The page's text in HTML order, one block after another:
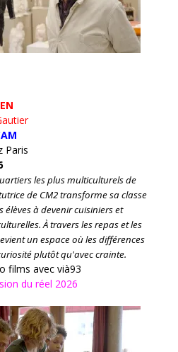
Paris
les plus multiculturels de
de CM2 transforme sa classe
élèves à devenir cuisiniers et
À travers les repas et les
un espace où les différences
plutôt qu'avec crainte.
films avec vià93
du réel 2026